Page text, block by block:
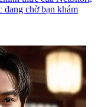
đang chờ bạn khám